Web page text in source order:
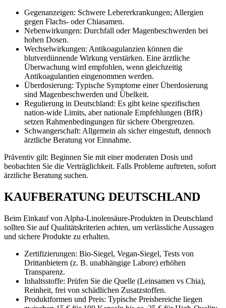
Gegenanzeigen: Schwere Lebererkrankungen; Allergien
gegen Flachs- oder Chiasamen.
Nebenwirkungen: Durchfall oder Magenbeschwerden bei
hohen Dosen.
Wechselwirkungen: Antikoagulanzien können die
blutverdünnende Wirkung verstärken. Eine ärztliche
Überwachung wird empfohlen, wenn gleichzeitig
Antikoagulantien eingenommen werden.
Überdosierung: Typische Symptome einer Überdosierung
sind Magenbeschwerden und Übelkeit.
Regulierung in Deutschland: Es gibt keine spezifischen
nation-wide Limits, aber nationale Empfehlungen (BfR)
setzen Rahmenbedingungen für sichere Obergrenzen.
Schwangerschaft: Allgemein als sicher eingestuft, dennoch
ärztliche Beratung vor Einnahme.
Präventiv gilt: Beginnen Sie mit einer moderaten Dosis und
beobachten Sie die Verträglichkeit. Falls Probleme auftreten, sofort
ärztliche Beratung suchen.
KAUFBERATUNG DEUTSCHLAND
Beim Einkauf von Alpha-Linolensäure-Produkten in Deutschland
sollten Sie auf Qualitätskriterien achten, um verlässliche Aussagen
und sichere Produkte zu erhalten.
Zertifizierungen: Bio-Siegel, Vegan-Siegel, Tests von
Drittanbietern (z. B. unabhängige Labore) erhöhen
Transparenz.
Inhaltsstoffe: Prüfen Sie die Quelle (Leinsamen vs Chia),
Reinheit, frei von schädlichen Zusatzstoffen.
Produktformen und Preis: Typische Preisbereiche liegen